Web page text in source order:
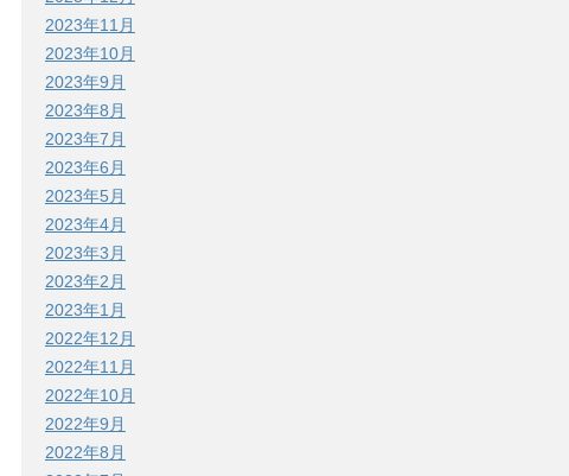
2023年11月
2023年10月
2023年9月
2023年8月
2023年7月
2023年6月
2023年5月
2023年4月
2023年3月
2023年2月
2023年1月
2022年12月
2022年11月
2022年10月
2022年9月
2022年8月